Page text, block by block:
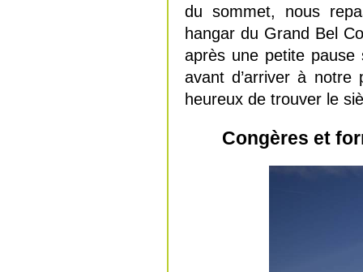
du sommet, nous
hangar du Grand Bel
après une petite pause
avant d’arriver à
heureux de trouver le
Congères et